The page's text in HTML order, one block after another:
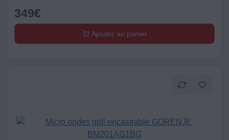
349€
Ajouter au panier